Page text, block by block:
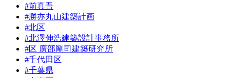
#前真吾
#勝亦丸山建築計画
#北区
#北澤伸浩建築設計事務所
#区 廣部剛司建築研究所
#千代田区
#千葉県